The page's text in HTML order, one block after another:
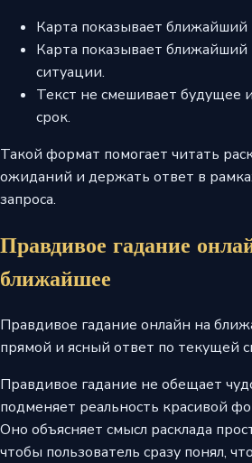
Карта показывает ближайший
Карта показывает ближайший
ситуации.
Текст не смешивает будущее
срок.
Такой формат помогает читать
ожиданий и держать ответ в
запроса.
Правдивое гадание
ближайшее
Правдивое гадание онлайн на
прямой и ясный ответ по текущей
Правдивое гадание не обещает
подменяет реальность красивой
Оно объясняет смысл расклада
чтобы пользователь сразу понял,